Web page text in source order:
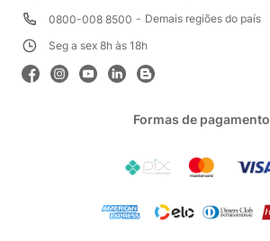
0800-008 8500
Demais regiões do país
Seg a sex 8h às 18h
Formas de pagamento